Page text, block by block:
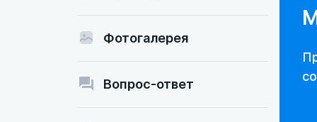
Фотогалерея
Вопрос-ответ